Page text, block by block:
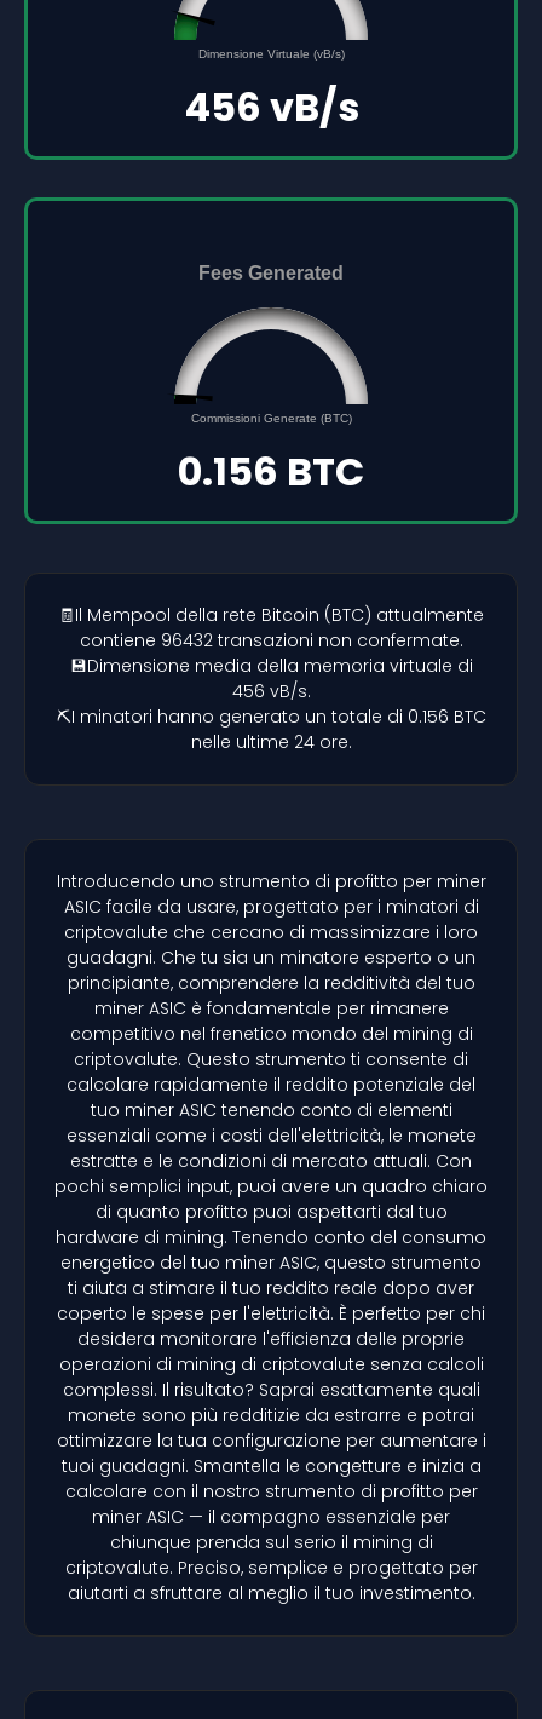
45561691
Dimensione Virtuale (vB/s)500000000
456 vB/s
Fees Generated
Commissioni Generate (BTC)
0.156 BTC
🧾Il Mempool della rete Bitcoin (BTC) attualmente
contiene 96432 transazioni non confermate.
💾Dimensione media della memoria virtuale di
456 vB/s.
⛏️I minatori hanno generato un totale di 0.156 BTC
nelle ultime 24 ore.
Introducendo uno strumento di profitto per miner
ASIC facile da usare, progettato per i minatori di
criptovalute che cercano di massimizzare i loro
guadagni. Che tu sia un minatore esperto o un
principiante, comprendere la redditività del tuo
miner ASIC è fondamentale per rimanere
competitivo nel frenetico mondo del mining di
criptovalute. Questo strumento ti consente di
calcolare rapidamente il reddito potenziale del
tuo miner ASIC tenendo conto di elementi
essenziali come i costi dell'elettricità, le monete
estratte e le condizioni di mercato attuali. Con
pochi semplici input, puoi avere un quadro chiaro
di quanto profitto puoi aspettarti dal tuo
hardware di mining. Tenendo conto del consumo
energetico del tuo miner ASIC, questo strumento
ti aiuta a stimare il tuo reddito reale dopo aver
coperto le spese per l'elettricità. È perfetto per chi
desidera monitorare l'efficienza delle proprie
operazioni di mining di criptovalute senza calcoli
complessi. Il risultato? Saprai esattamente quali
monete sono più redditizie da estrarre e potrai
ottimizzare la tua configurazione per aumentare i
tuoi guadagni. Smantella le congetture e inizia a
calcolare con il nostro strumento di profitto per
miner ASIC — il compagno essenziale per
chiunque prenda sul serio il mining di
criptovalute. Preciso, semplice e progettato per
aiutarti a sfruttare al meglio il tuo investimento.